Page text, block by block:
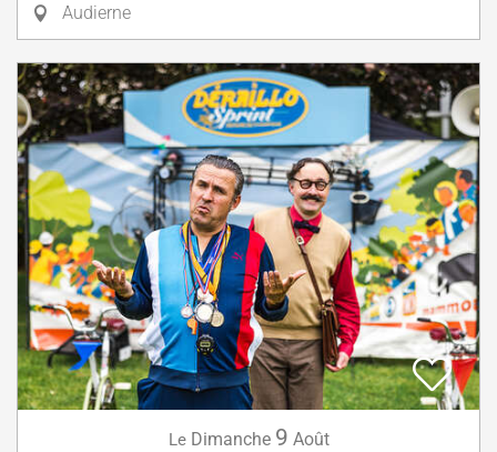
Audierne
Le Dimanche 9 Août